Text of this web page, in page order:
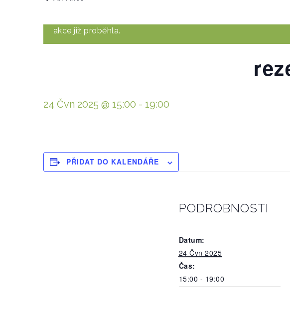
akce již proběhla.
24 Čvn 2025 @ 15:00 - 19:00
PŘIDAT DO KALENDÁŘE
PODROBNOSTI
Datum:
24 Čvn 2025
Čas:
15:00 - 19:00